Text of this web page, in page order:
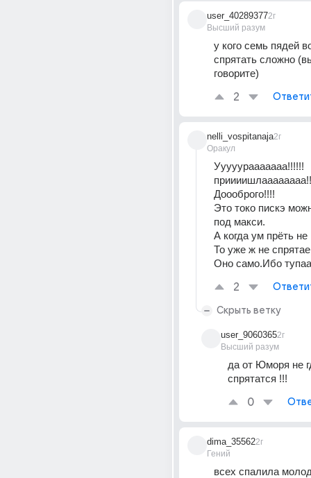
user_40289377
Высший разум
2г
у кого семь пядей
спрятать сложно
говорите)
2
nelli_vospitanaja
Оракул
2г
Ууууурааааааа!!!!!!
Доооброго!!!!
Это токо пискэ
под макси.
А когда ум прёть не
То уже ж не
Оно само.Ибо
2
Скрыть ветку
user_9060365
Высший разум
2г
да от Юморя не
спрятатся !!!
0
dima_35562
Гений
2г
всех спалила